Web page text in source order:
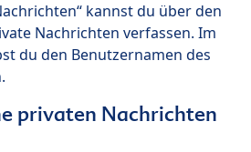
kannst du über den
Nachrichten verfassen. Im
du den Benutzernamen des
privaten Nachrichten